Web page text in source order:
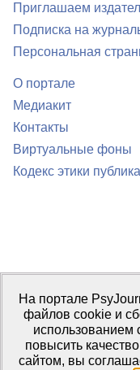
Приглашаем
Подписка на
Персональная
О портале
Медиакит
Контакты
Виртуальные фоны
Кодекс этики
Портал
Правила использования
Свидетельство
2016 г.
Издатель: ФГБОУ ВО
На портале
файлов cookie и
использованием
повысить
сайтом, вы